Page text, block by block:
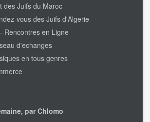
des Juifs du Maroc
vous des Juifs d'Algerie
- Rencontres en Ligne
d'echanges
en tous genres
par Chlomo